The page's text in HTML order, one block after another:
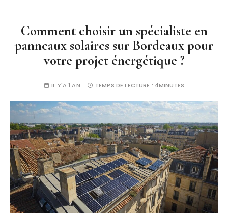
Comment choisir un spécialiste en
panneaux solaires sur Bordeaux pour
votre projet énergétique ?
IL Y'A 1 AN TEMPS DE LECTURE : 4MINUTES